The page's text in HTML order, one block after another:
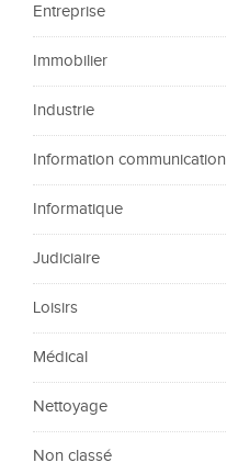
Entreprise
Immobilier
Industrie
Information communication
Informatique
Judiciaire
Loisirs
Médical
Nettoyage
Non classé